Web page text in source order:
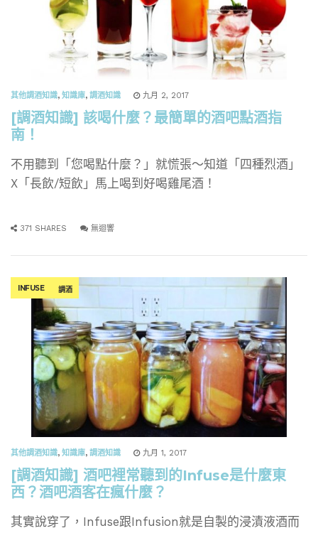
其他調酒知識, 知識庫, 調酒知識 九月 2, 2017
[調酒知識] 該喝什麼？最簡單的酒吧點酒指
南！
不用聽到「您喝點什麼？」就慌張～知道「四種烈酒」
X「長飲/短飲」馬上喝到好喝雞尾酒！
371 SHARES 無迴響
INFUSE 調酒
其他調酒知識, 知識庫, 調酒知識 九月 1, 2017
[調酒知識] 酒吧裡常聽到的Infuse是什麼東
西？酒吧酒客在瘋什麼？
其實說穿了，Infuse跟Infusion就是自製的浸漬液酒而